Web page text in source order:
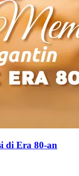
di Era 80-an